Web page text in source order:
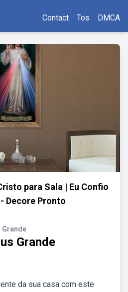
Contact Tos DMCA
para Sala | Eu Confio
Decore Pronto
Grande
Grande
da sua casa com este